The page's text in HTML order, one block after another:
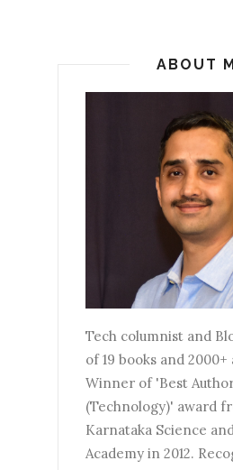
ABOUT
Tech columnist and
of 19 books and
Winner of 'Best
(Technology)' award
Karnataka Science
Academy in 2012.